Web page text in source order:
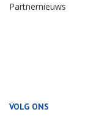
Partnernieuws
VOLG ONS